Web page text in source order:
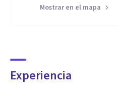
Mostrar en el mapa
Experiencia